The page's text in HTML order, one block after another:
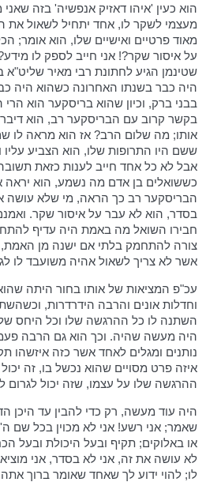
הוא כעין 'איהו דאזיק אנפשיה' בזה
מעצמי לשקר לו, אחד יתחיל לשאול את
מאוד פרטיים ואישיים שלו, הוא אומר;
על איסור שקר?! אני חייב לספק לו
שטינמן הגיע לחתונת רבי מאיר שליט"א
היה כבר בשנתו האחרונה כשהוא היה
בבני ברק, וכיון שהוא בריסקער הוא
בקשר קרוב עם הבריסקער רב, הוא
אותו; מה שלום הרב? אז הוא מראה לו
ששם היו התרופות שלו, הוא הצביע עליו
אבל לא כל אחד חייב לענות כזאת
כששואלים בן אדם מה נשמע, הוא יראה
הבריסקער רב כך הראה, מי שלא עושה
בסדר, הוא לא עבר על איסור שקר.
חבירו השואל מה באמת היה עדיף
צורה להתחמק בלתי אם ישנה מן
אשר לא צריך לשאול אהיה משועבד לו
עכ"פ המציאות של אותו בחור היתה
וחדלות אונים והרבה הידרדרות,
השתנה לו כל ההרגשה שלו וכל היחס
היה מעשה שהיה. וכך הוא גם הרבה
נותנים ומגלים לאחד אשר כזה איזשהו
איזה פרט מסויים שהוא נכשל בו, זה
ההרגשה שלו על עצמו, שזה יכול לגרום
היה עוד מעשה, רק כדי להבין עד היכן
שאמר; אני רשע! אני לא מכוין בכל שם ה',
או באלוקים; תקיף ובעל היכולת ובעל
לא עושה את זה, אני לא בסדר, אני
לו; להוי ידוע לך שאחד שאומר ברוך